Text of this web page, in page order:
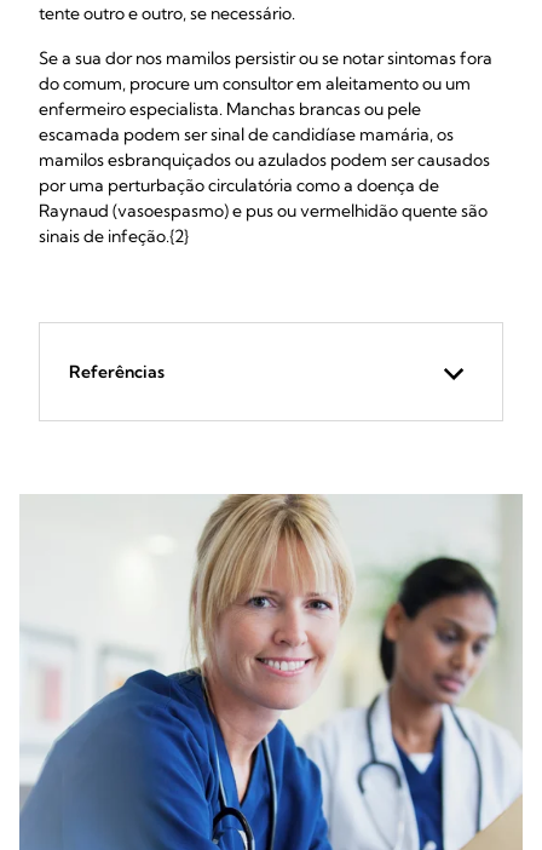
tente outro e outro, se necessário.
Se a sua dor nos mamilos persistir ou se notar sintomas fora
do comum, procure um consultor em aleitamento ou um
enfermeiro especialista. Manchas brancas ou pele
escamada podem ser sinal de candidíase mamária, os
mamilos esbranquiçados ou azulados podem ser causados
por uma perturbação circulatória como a doença de
Raynaud (vasoespasmo) e pus ou vermelhidão quente são
sinais de infeção.{2}
Referências